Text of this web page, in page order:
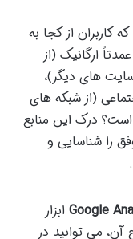
کاربران از کجا به
ارگانیک (از
های دیگر)،
(از شبکه های
است؟ درک این منابع
را شناسایی و
Google ابزار
می توانید در